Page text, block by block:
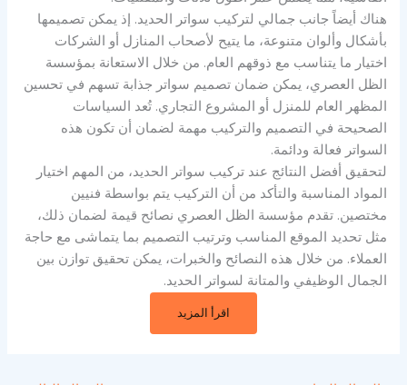
هناك أيضاً جانب جمالي لتركيب سواتر الحديد. إذ يمكن تصميمها
بأشكال وألوان متنوعة، ما يتيح لأصحاب المنازل أو الشركات
اختيار ما يتناسب مع ذوقهم العام. من خلال الاستعانة بمؤسسة
الظل العصري، يمكن ضمان تصميم سواتر جذابة تسهم في تحسين
المظهر العام للمنزل أو المشروع التجاري. تُعد السياسات
الصحيحة في التصميم والتركيب مهمة لضمان أن تكون هذه
السواتر فعالة ودائمة.
لتحقيق أفضل النتائج عند تركيب سواتر الحديد، من المهم اختيار
المواد المناسبة والتأكد من أن التركيب يتم بواسطة فنيين
مختصين. تقدم مؤسسة الظل العصري نصائح قيمة لضمان ذلك،
مثل تحديد الموقع المناسب وترتيب التصميم بما يتماشى مع حاجة
العملاء. من خلال هذه النصائح والخبرات، يمكن تحقيق توازن بين
الجمال الوظيفي والمتانة لسواتر الحديد.
اقرأ المزيد